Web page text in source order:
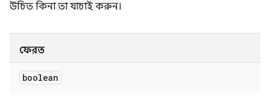
উচিত কিনা তা যাচাই করুন।
ফেরত
boolean